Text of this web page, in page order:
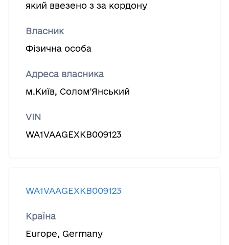
який ввезено з за кордону
Власник
Фізична особа
Адреса власника
м.Київ, Солом'Янський
VIN
WA1VAAGEXKB009123
WA1VAAGEXKB009123
Країна
Europe, Germany